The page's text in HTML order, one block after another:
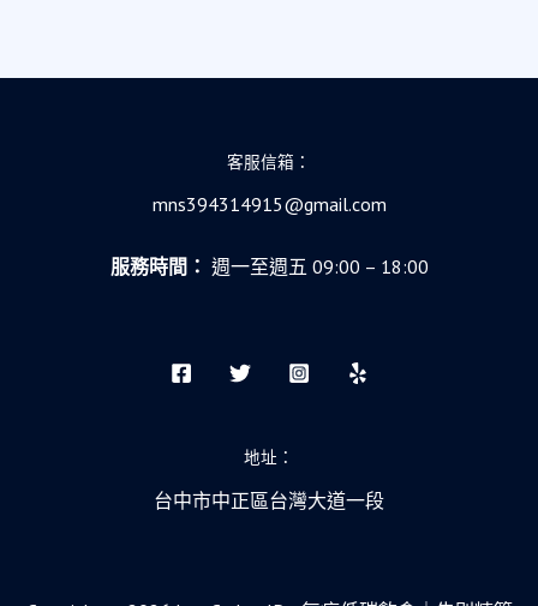
客服信箱：
mns394314915@gmail.com
服務時間： 週一至週五 09:00 – 18:00
地址：
台中市中正區台灣大道一段